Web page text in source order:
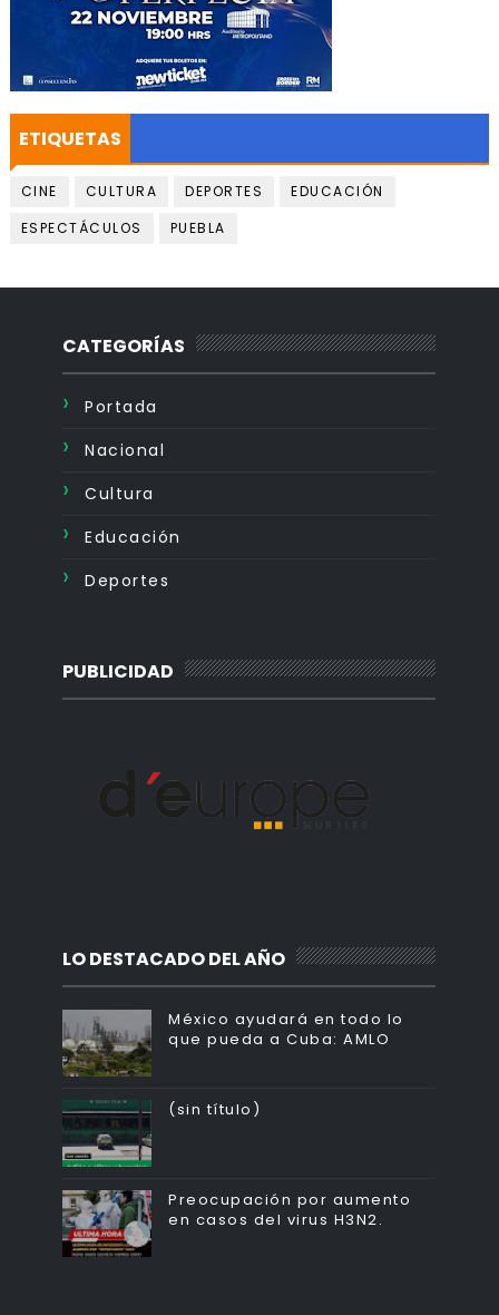
ETIQUETAS
CINE CULTURA DEPORTES
EDUCACIÓN
ESPECTÁCULOS
PUEBLA
CATEGORÍAS
Portada
Nacional
Cultura
Educación
Deportes
PUBLICIDAD
LO DESTACADO DEL AÑO
México ayudará en todo lo
que pueda a Cuba: AMLO
(sin título)
Preocupación por aumento
en casos del virus H3N2.